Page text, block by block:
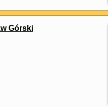
Górski